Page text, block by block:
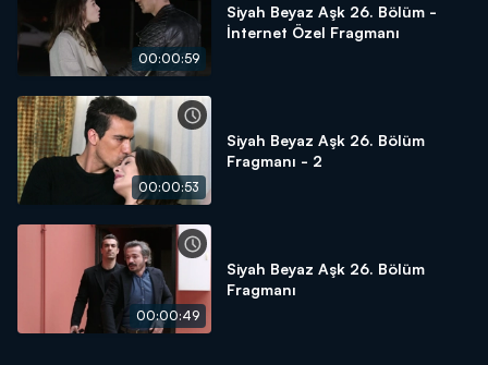
00:00:59
Siyah Beyaz Aşk 26. Bölüm -
İnternet Özel Fragmanı
00:00:53
Siyah Beyaz Aşk 26. Bölüm
Fragmanı - 2
00:00:49
Siyah Beyaz Aşk 26. Bölüm
Fragmanı